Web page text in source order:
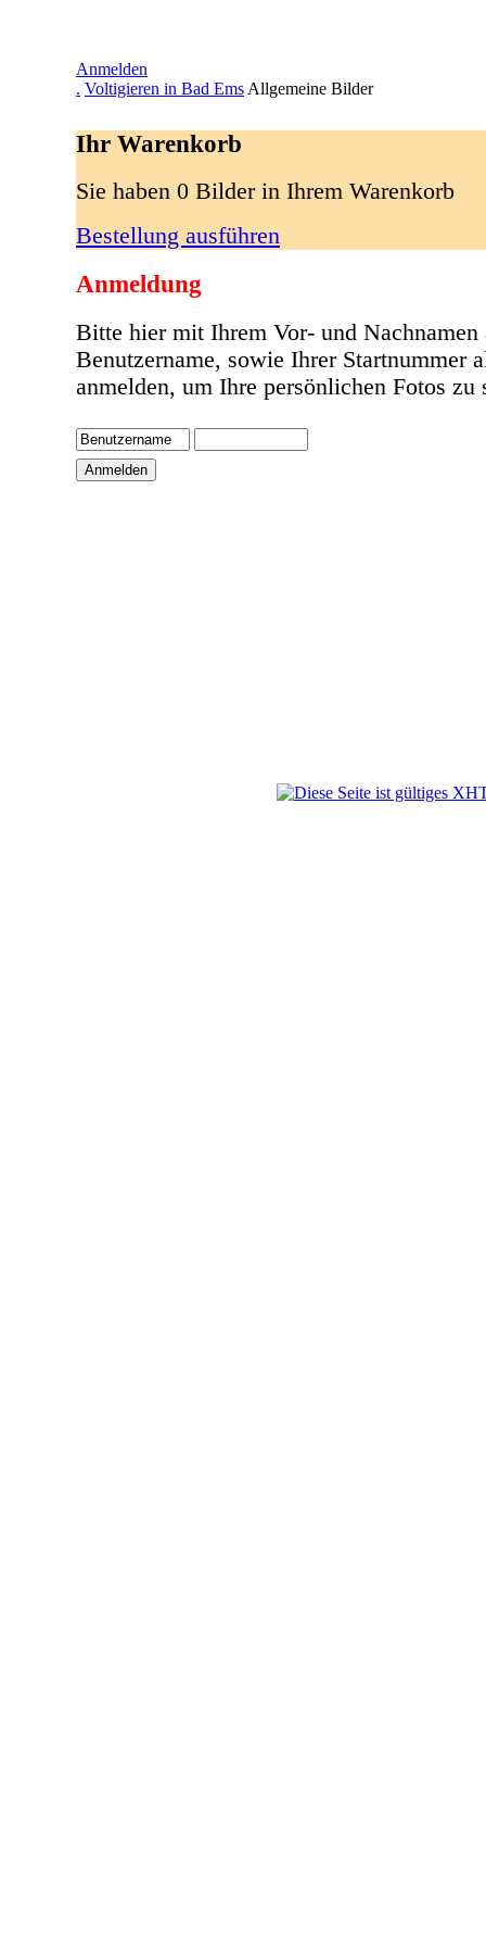
Anmelden
. Voltigieren in Bad Ems Allgemeine Bilder
Ihr Warenkorb
Sie haben 0 Bilder in Ihrem Warenkorb
Bestellung ausführen
Anmeldung
Bitte hier mit Ihrem Vor- und Nachnamen
Benutzername, sowie Ihrer Startnummer
anmelden, um Ihre persönlichen Fotos zu